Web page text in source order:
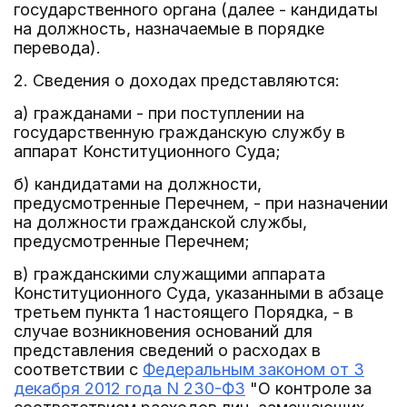
государственного органа (далее - кандидаты
на должность, назначаемые в порядке
перевода).
2. Сведения о доходах представляются:
а) гражданами - при поступлении на
государственную гражданскую службу в
аппарат Конституционного Суда;
б) кандидатами на должности,
предусмотренные Перечнем, - при назначении
на должности гражданской службы,
предусмотренные Перечнем;
в) гражданскими служащими аппарата
Конституционного Суда, указанными в абзаце
третьем пункта 1 настоящего Порядка, - в
случае возникновения оснований для
представления сведений о расходах в
соответствии с Федеральным законом от 3
декабря 2012 года N 230-ФЗ "О контроле за